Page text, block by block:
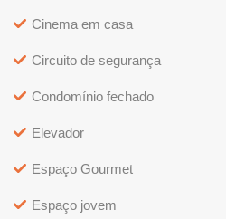
Cinema em casa
Circuito de segurança
Condomínio fechado
Elevador
Espaço Gourmet
Espaço jovem